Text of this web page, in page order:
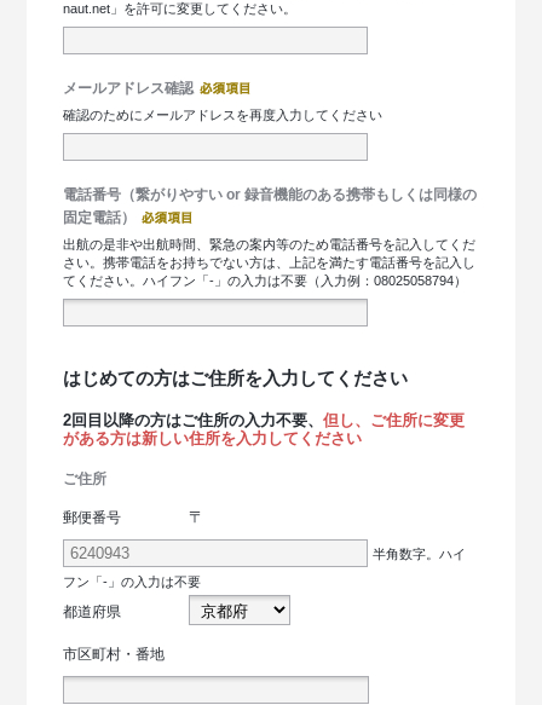
naut.net」を許可に変更してください。
メールアドレス確認
確認のためにメールアドレスを再度入力してください
電話番号（繋がりやすい or 録音機能のある携帯もしくは同様の
固定電話）
出航の是非や出航時間、緊急の案内等のため電話番号を記入してくだ
さい。携帯電話をお持ちでない方は、上記を満たす電話番号を記入し
てください。ハイフン「-」の入力は不要（入力例：08025058794）
はじめての方はご住所を入力してください
2回目以降の方はご住所の入力不要、但し、ご住所に変更
がある方は新しい住所を入力してください
ご住所
郵便番号 〒
半角数字。ハイ
フン「-」の入力は不要
都道府県
市区町村・番地